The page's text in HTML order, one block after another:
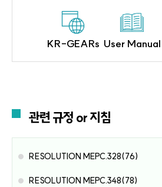
KR-GEARs User Manual
관련 규정 or 지침
RESOLUTION MEPC.328(76)
RESOLUTION MEPC.348(78)